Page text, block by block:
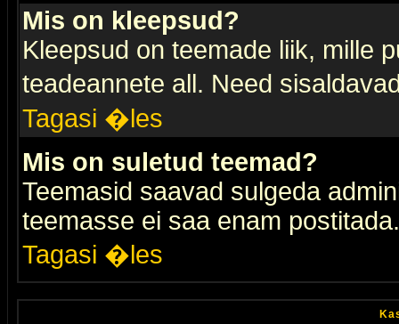
Mis on kleepsud?
Kleepsud on teemade liik, mille
teadeannete all. Need
Tagasi �les
Mis on suletud teemad?
Teemasid saavad sulgeda
teemasse ei saa enam postitada.
Tagasi �les